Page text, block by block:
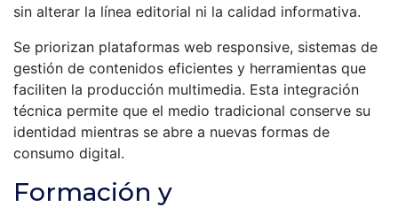
sin alterar la línea editorial ni la calidad informativa.
Se priorizan plataformas web responsive, sistemas de
gestión de contenidos eficientes y herramientas que
faciliten la producción multimedia. Esta integración
técnica permite que el medio tradicional conserve su
identidad mientras se abre a nuevas formas de
consumo digital.
Formación y